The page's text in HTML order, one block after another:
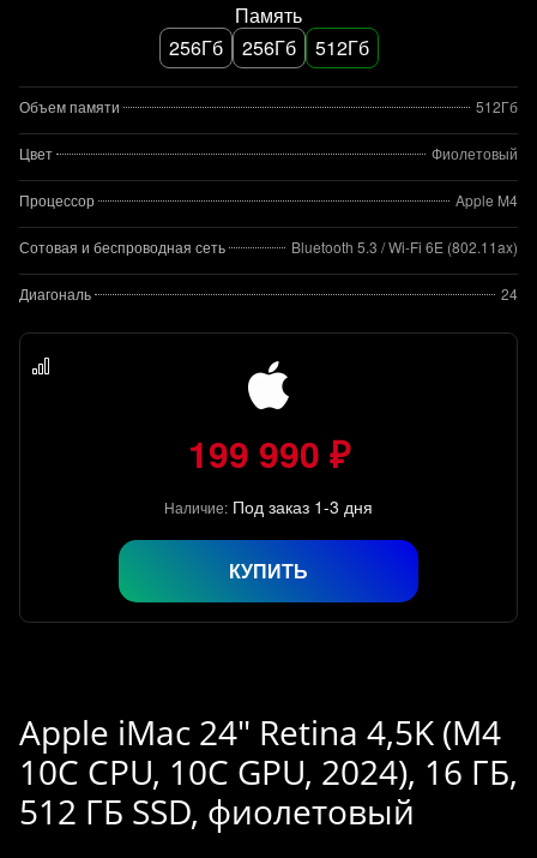
Память
256Гб
256Гб 512Гб
Объем памяти 512Гб
Цвет Фиолетовый
Процессор Apple M4
Сотовая и беспроводная сеть Bluetooth 5.3 / Wi-Fi 6E (802.11ax)
Диагональ 24
199 990 ₽
Наличие: Под заказ 1-3 дня
КУПИТЬ
Apple iMac 24" Retina 4,5K (M4
10C CPU, 10C GPU, 2024), 16 ГБ,
512 ГБ SSD, фиолетовый